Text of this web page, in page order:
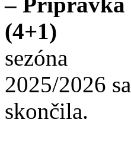
(4+1)
sezóna
2025/2026 sa
skončila.